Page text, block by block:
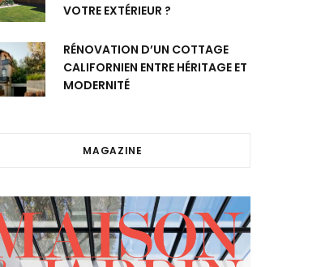
VOTRE EXTÉRIEUR ?
RÉNOVATION D’UN COTTAGE
CALIFORNIEN ENTRE HÉRITAGE ET
MODERNITÉ
MAGAZINE